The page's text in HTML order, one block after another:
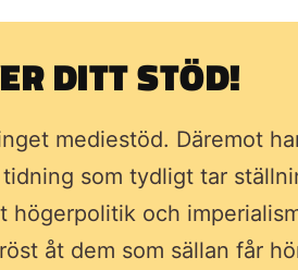
DITT STÖD!
mediestöd. Däremot
som tydligt tar
högerpolitik och
åt dem som sällan får